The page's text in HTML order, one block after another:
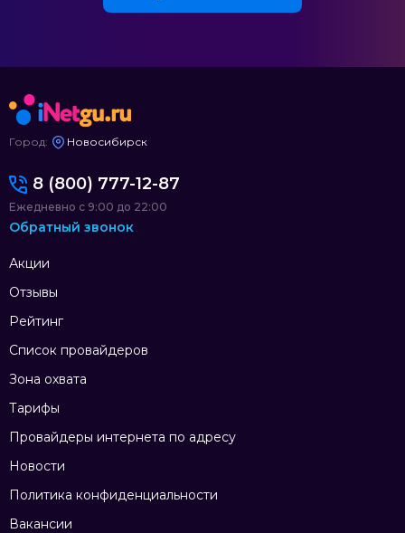
Город: Новосибирск
Акции
Отзывы
Рейтинг
Список провайдеров
Зона охвата
Тарифы
Провайдеры интернета по адресу
Новости
Политика конфиденциальности
Вакансии
8 (800) 777-12-87
Ежедневно с 9:00 до 22:00
Обратный звонок